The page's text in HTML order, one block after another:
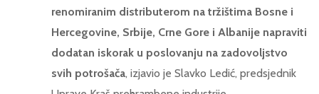
renomiranim distributerom na tržištima Bosne i
Hercegovine, Srbije, Crne Gore i Albanije napraviti
dodatan iskorak u poslovanju na zadovoljstvo
svih potrošača, izjavio je Slavko Ledić, predsjednik